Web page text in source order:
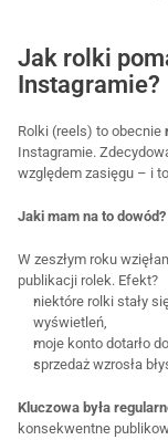
Jak rolki
Instagramie?
Rolki (reels) to obecnie
Instagramie.
względem zasięgu – i
Jaki mam na to dowód?
W zeszłym roku
publikacji rolek. Efekt?
niektóre rolki stały
wyświetleń,
moje konto dotarło
sprzedaż wzrosła
Kluczowa była
konsekwentne